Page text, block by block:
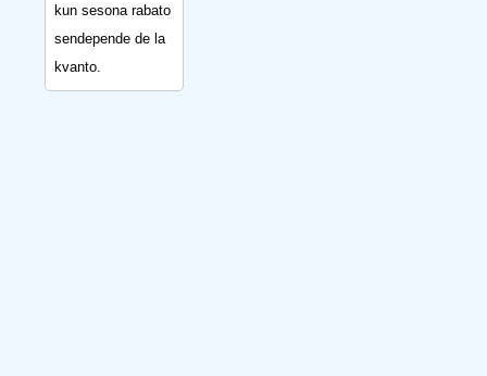
kun sesona rabato
sendepende de la
kvanto.